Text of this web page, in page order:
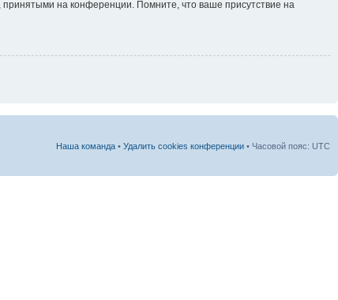
принятыми на конференции. Помните, что ваше присутствие на
Наша команда • Удалить cookies конференции • Часовой пояс: UTC